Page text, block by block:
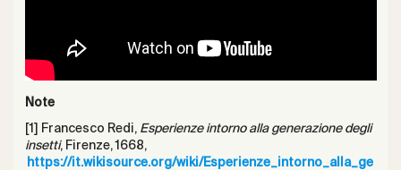
Note
[1] Francesco Redi, Esperienze intorno alla generazione degli
insetti, Firenze, 1668,
https://it.wikisource.org/wiki/Esperienze_intorno_alla_ge